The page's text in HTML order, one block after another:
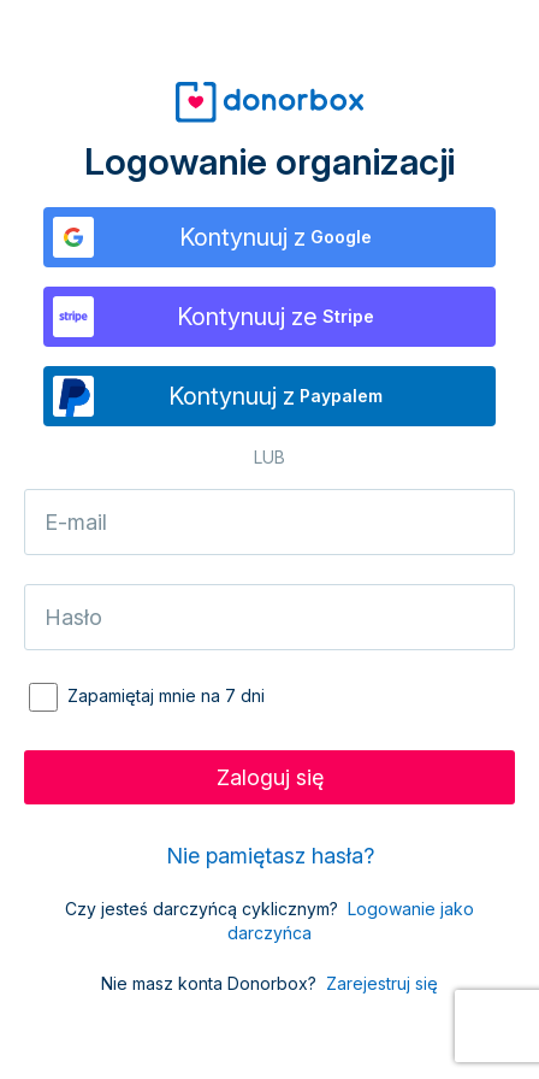
Logowanie organizacji
Kontynuuj z Google
Kontynuuj ze Stripe
Kontynuuj z Paypalem
LUB
Zapamiętaj mnie na 7 dni
Nie pamiętasz hasła?
Czy jesteś darczyńcą cyklicznym? Logowanie jako
darczyńca
Nie masz konta Donorbox? Zarejestruj się